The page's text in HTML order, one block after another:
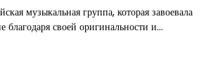
музыкальная группа, которая завоевала
благодаря своей оригинальности и…